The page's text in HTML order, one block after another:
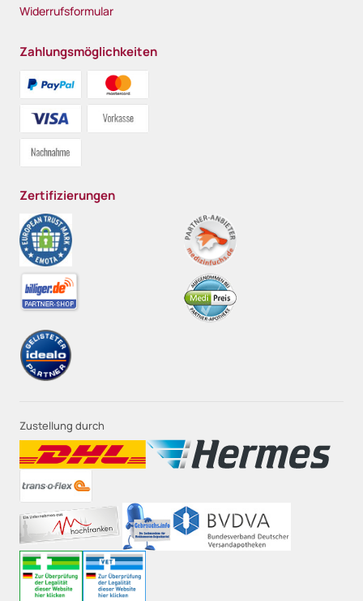
Widerrufsformular
Zahlungsmöglichkeiten
Zertifizierungen
Zustellung durch